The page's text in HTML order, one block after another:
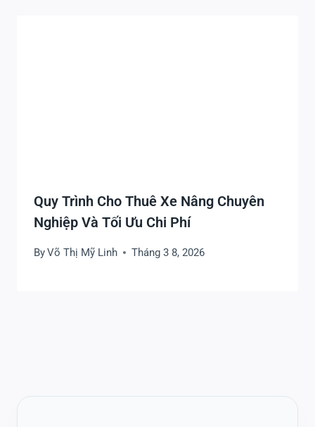
Quy Trình Cho Thuê Xe Nâng Chuyên
Nghiệp Và Tối Ưu Chi Phí
ByVõ Thị Mỹ Linh Tháng 3 8, 2026